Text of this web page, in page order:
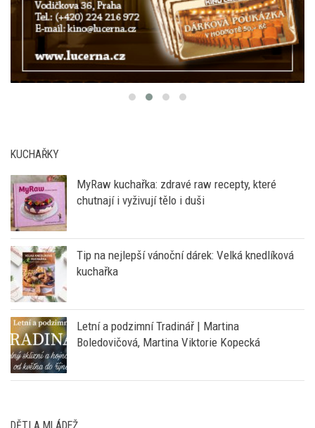
KUCHAŘKY
MyRaw kuchařka: zdravé raw recepty, které
chutnají i vyživují tělo i duši
Tip na nejlepší vánoční dárek: Velká knedlíková
kuchařka
Letní a podzimní Tradinář | Martina
Boledovičová, Martina Viktorie Kopecká